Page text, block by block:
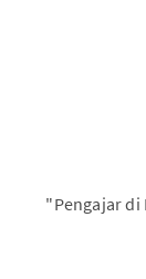
"Pengajar di